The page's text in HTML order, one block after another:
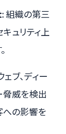
: 組織の第三
ュリティ上
ェブ、ディー
脅威を検出
への影響を